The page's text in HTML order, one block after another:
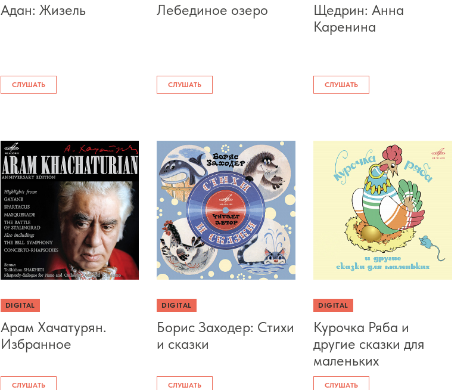
Адан: Жизель
СЛУШАТЬ
Лебединое озеро
СЛУШАТЬ
Щедрин: Анна
Каренина
СЛУШАТЬ
DIGITAL
Арам Хачатурян.
Избранное
СЛУШАТЬ
DIGITAL
Борис Заходер: Стихи
и сказки
СЛУШАТЬ
DIGITAL
Курочка Ряба и
другие сказки для
маленьких
СЛУШАТЬ